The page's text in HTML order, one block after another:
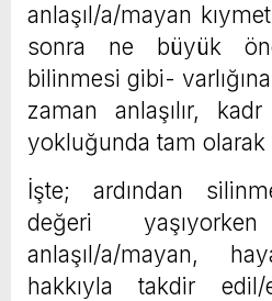
anlaşıl/a/mayan
sonra ne büyük
bilinmesi gibi-
zaman anlaşılır,
yokluğunda tam olarak
İşte; ardından
değeri
anlaşıl/a/mayan,
hakkıyla takdir edil/